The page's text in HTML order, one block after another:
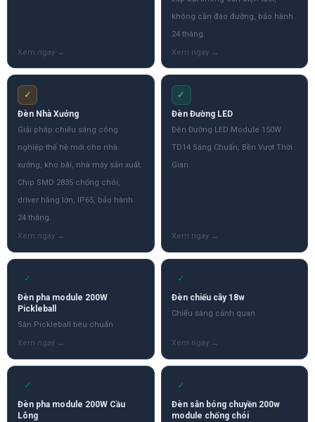
không cần đào đường, bảo hành
24 tháng.
✓
Đèn Nhà Xưởng
Giải pháp chiếu sáng công
nghiệp thế hệ mới cho nhà
xưởng, kho bãi, nhà máy sản xuất.
Chip SMD 2835 chống chói,
driver hãng lớn, IP65, bảo hành
24 tháng.
✓
Đèn Đường LED
Đèn Đường LED Module 150W
TD14 Sáng Chuẩn, Bền Vượt Thời
Gian
✓
Đèn pha module 200W
Pickleball
Sân Pickleball tiêu chuẩn
✓
Đèn chiếu cây 18w
Chiếu sáng cảnh quan
✓
Đèn pha module 200W Cầu
Lông
✓
Đèn sân bóng chuyền 200w
module chống chói